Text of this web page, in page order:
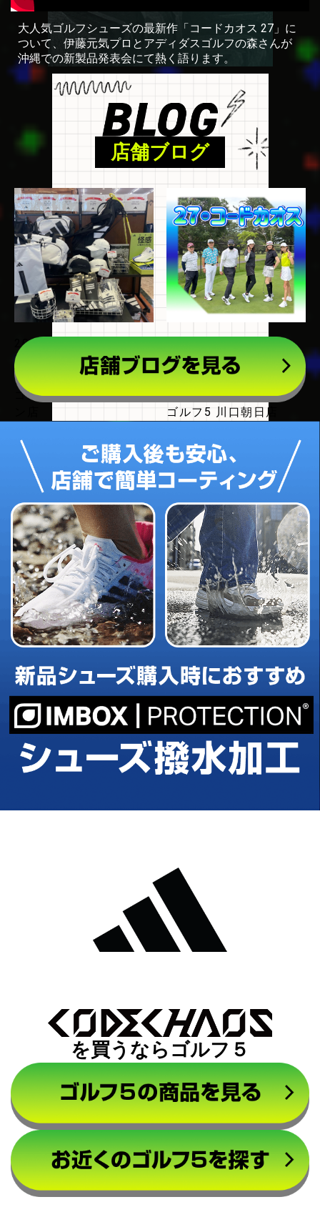
大人気ゴルフシューズの最新作「コードカオス 27」に
ついて、伊藤元気プロとアディダスゴルフの森さんが
沖縄での新製品発表会にて熱く語ります。
店舗ブログ
2026.07.24
【アディダス】ガラポン
イベント開催します！！
ゴルフ5 千葉ニュータウ
2026.07.23
コードカオスを履いてプ
レーしてきましたー(〃
ω〃)
ゴルフ5 川口朝日店
を買うならゴルフ５